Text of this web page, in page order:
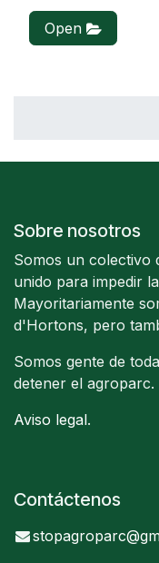
Open
Sobre nosotros
Somos un colectivo
unido para impedir
Mayoritariamente
d'Hortons, pero
Somos gente de
detener el agroparc.
Aviso legal.
Contáctenos